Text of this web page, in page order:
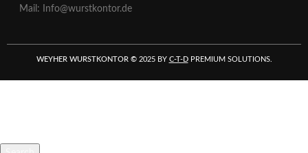
Mail: Info@wurstkontor.de
WEYHER WURSTKONTOR © 2025 BY C-T-DPREMIUM SOLUTIONS.